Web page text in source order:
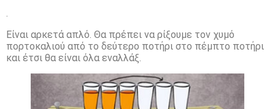
.
Είναι αρκετά απλό. Θα πρέπει να ρίξουμε τον χυμό
πορτοκαλιού από το δεύτερο ποτήρι στο πέμπτο ποτήρι
και έτσι θα είναι όλα εναλλάξ.